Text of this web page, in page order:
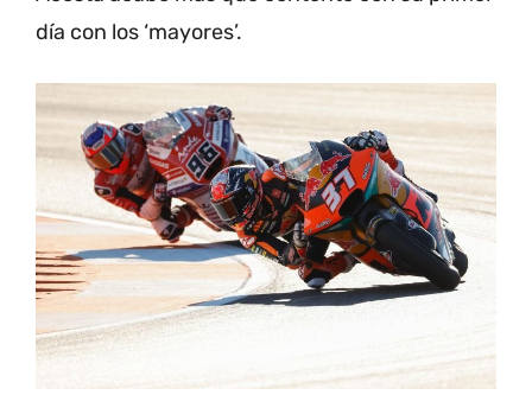
día con los ‘mayores’.